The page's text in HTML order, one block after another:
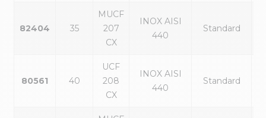
82404 35
MUCF
207
CX
INOX AISI
440
Standard
80561 40
UCF
208
CX
INOX AISI
440
Standard